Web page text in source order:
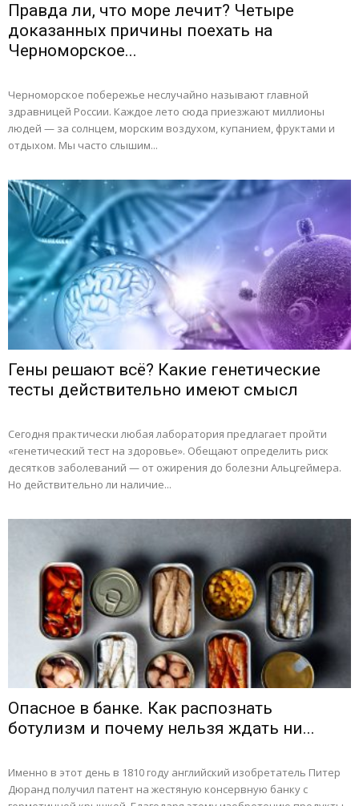
Правда ли, что море лечит? Четыре
доказанных причины поехать на
Черноморское...
Черноморское побережье неслучайно называют главной
здравницей России. Каждое лето сюда приезжают миллионы
людей — за солнцем, морским воздухом, купанием, фруктами и
отдыхом. Мы часто слышим...
Гены решают всё? Какие генетические
тесты действительно имеют смысл
Сегодня практически любая лаборатория предлагает пройти
«генетический тест на здоровье». Обещают определить риск
десятков заболеваний — от ожирения до болезни Альцгеймера.
Но действительно ли наличие...
Опасное в банке. Как распознать
ботулизм и почему нельзя ждать ни...
Именно в этот день в 1810 году английский изобретатель Питер
Дюранд получил патент на жестяную консервную банку с